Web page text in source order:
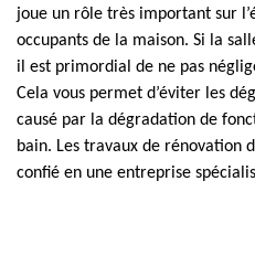
joue un rôle très important sur
occupants de la maison. Si la
il est primordial de ne pas
Cela vous permet d’éviter les
causé par la dégradation de
bain. Les travaux de rénovation
confié en une entreprise